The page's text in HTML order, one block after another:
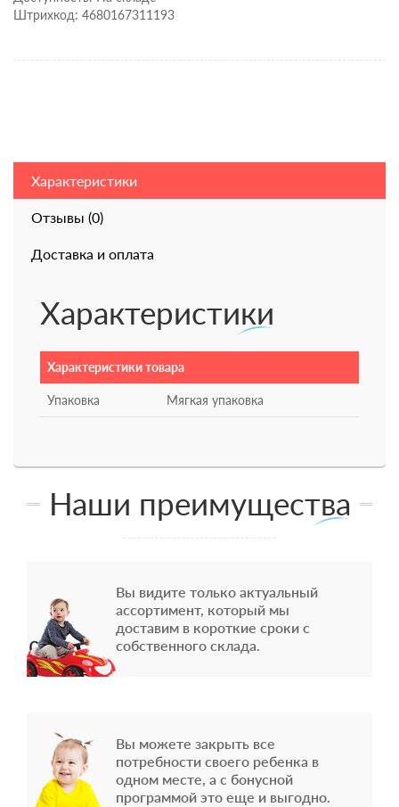
Штрихкод: 4680167311193
Характеристики
Отзывы (0)
Доставка и оплата
Характеристики
Характеристики товара
Упаковка Мягкая упаковка
Наши преимущества
Вы видите только актуальный
ассортимент, который мы
доставим в короткие сроки с
собственного склада.
Вы можете закрыть все
потребности своего ребенка в
одном месте, а с бонусной
программой это еще и выгодно.